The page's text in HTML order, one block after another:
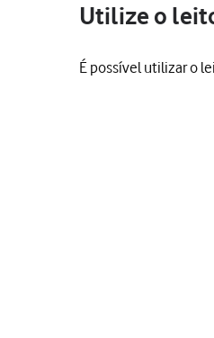
Utilize o
É possível utilizar o